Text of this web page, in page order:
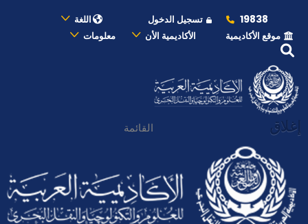
19838 تسجيل الدخول
اللغة
موقع الأكاديمية
الأكاديمية الأن معلومات
إغلاق القائمة